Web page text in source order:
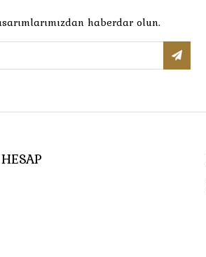
haberdar olun.
HESAP